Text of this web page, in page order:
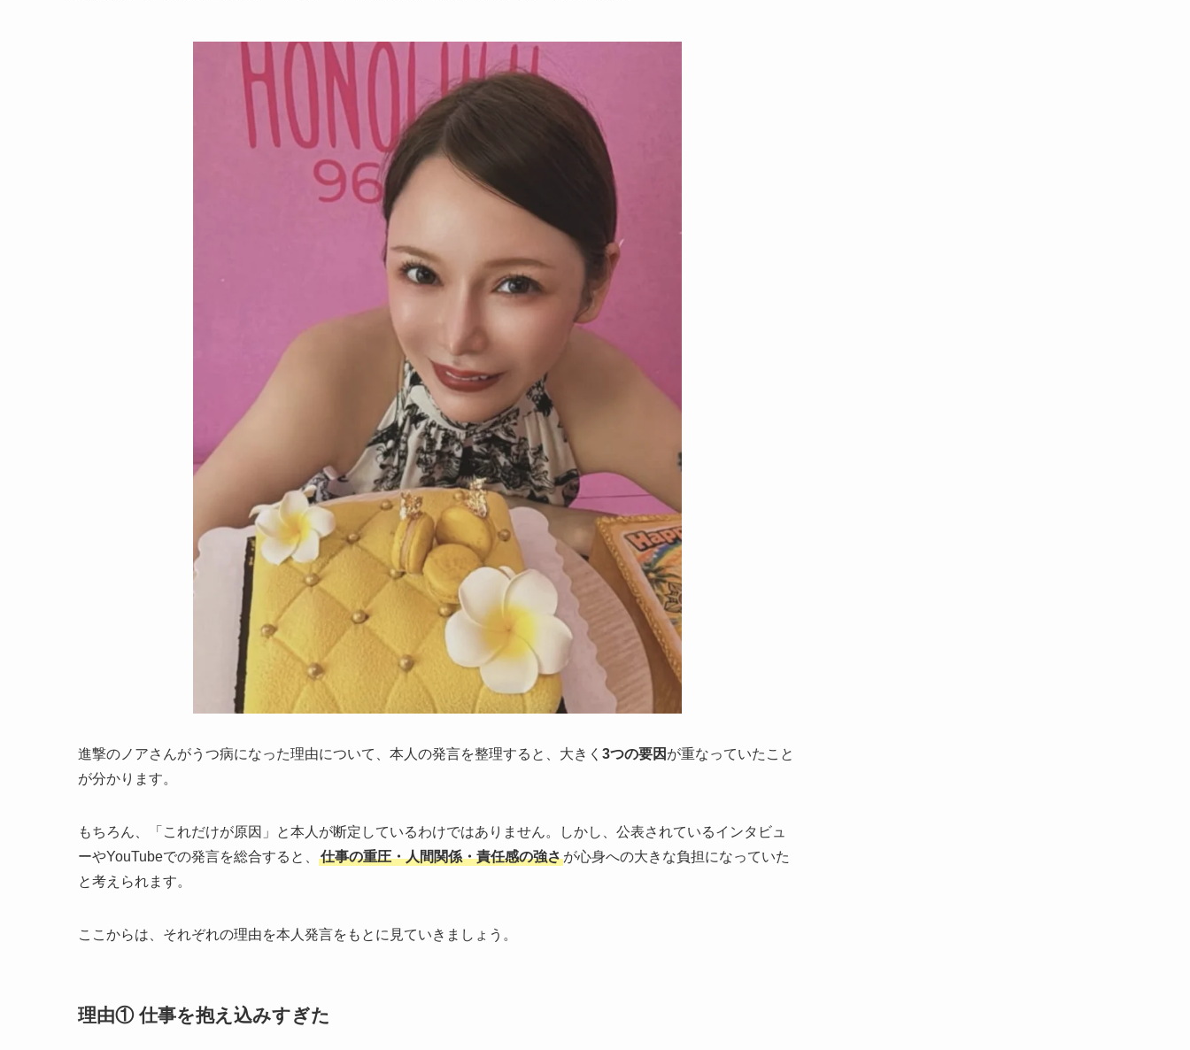
進撃のノアさんがうつ病になった理由について、本人の発言を整理すると、大きく 3つの要因 が重なっていたこと
が分かります。
もちろん、「これだけが原因」と本人が断定しているわけではありません。しかし、公表されているインタビュ
ーやYouTubeでの発言を総合すると、
仕事の重圧・人間関係・責任感の強さが心身への大きな負担になっていた
と考えられます。
ここからは、それぞれの理由を本人発言をもとに見ていきましょう。
理由① 仕事を抱え込みすぎた